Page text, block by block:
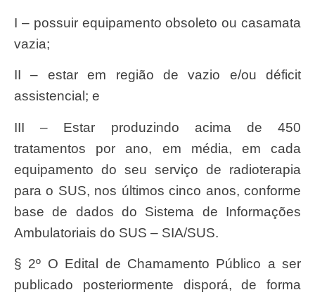
I – possuir equipamento obsoleto ou casamata
vazia;
II – estar em região de vazio e/ou déficit
assistencial; e
III – Estar produzindo acima de 450
tratamentos por ano, em média, em cada
equipamento do seu serviço de radioterapia
para o SUS, nos últimos cinco anos, conforme
base de dados do Sistema de Informações
Ambulatoriais do SUS – SIA/SUS.
§ 2º O Edital de Chamamento Público a ser
publicado posteriormente disporá, de forma